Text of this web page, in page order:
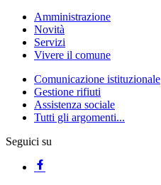
Amministrazione
Novità
Servizi
Vivere il comune
Comunicazione istituzionale
Gestione rifiuti
Assistenza sociale
Tutti gli argomenti...
Seguici su